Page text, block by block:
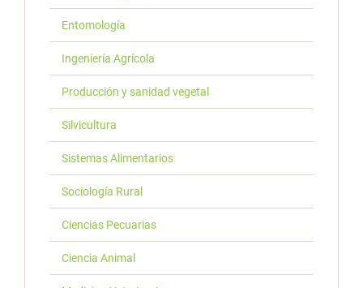
Entomología
Ingeniería Agrícola
Producción y sanidad vegetal
Silvicultura
Sistemas Alimentarios
Sociología Rural
Ciencias Pecuarias
Ciencia Animal